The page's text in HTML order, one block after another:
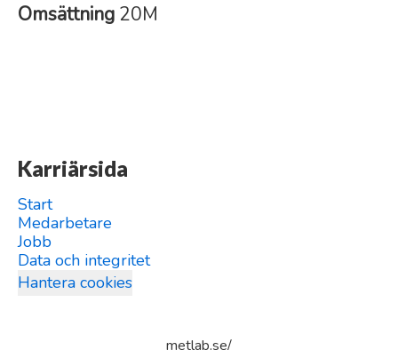
Omsättning 20M
Karriärsida
Start
Medarbetare
Jobb
Data och integritet
Hantera cookies
metlab.se/